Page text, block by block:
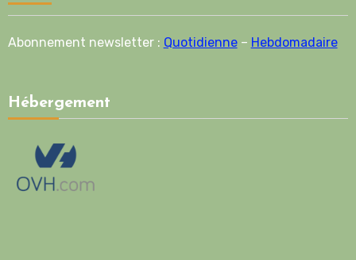
Abonnement newsletter : Quotidienne– Hebdomadaire
Hébergement